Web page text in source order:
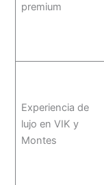
premium
Experiencia de
lujo en VIK y
Montes